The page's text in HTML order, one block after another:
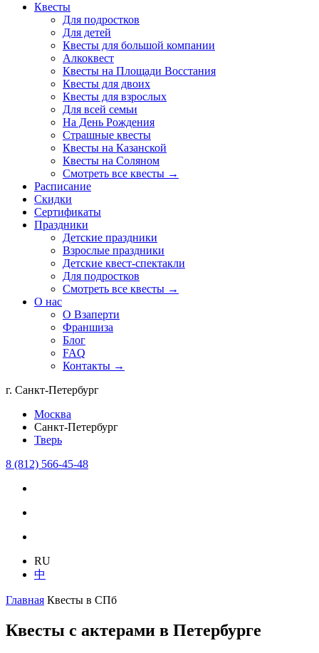
Квесты
Для подростков
Для детей
Квесты для большой компании
Алкоквест
Квесты на Площади Восстания
Квесты для двоих
Квесты для взрослых
Для всей семьи
На День Рождения
Страшные квесты
Квесты на Казанской
Квесты на Соляном
Смотреть все квесты →
Расписание
Скидки
Сертификаты
Праздники
Детские праздники
Взрослые праздники
Детские квест-спектакли
Для подростков
Смотреть все квесты →
О нас
О Взаперти
Франшиза
Блог
FAQ
Контакты →
г. Санкт-Петербург
Москва
Санкт-Петербург
Тверь
8 (812) 566-45-48
RU
中
Главная Квесты в СПб
Квесты с актерами в Петербурге